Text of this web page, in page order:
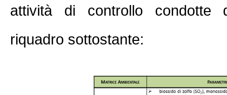
attività di controllo condotte
riquadro sottostante: